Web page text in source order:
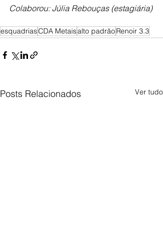
Colaborou: Júlia Rebouças (estagiária)
esquadriasCDA Metaisalto padrãoRenoir 3.3
Posts Relacionados Ver tudo